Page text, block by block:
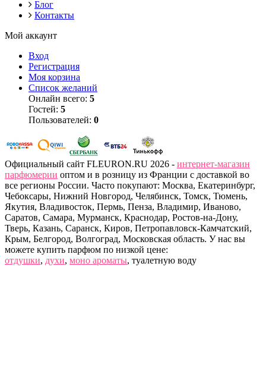
Блог
Контакты
Мой аккаунт
Вход
Регистрация
Моя корзина
Список желаний
Онлайн всего: 5
Гостей: 5
Пользователей: 0
Официальный сайт FLEURON.RU 2026 - интернет-магазин
парфюмерии оптом и в розницу из Франции с доставкой во
все регионы России. Часто покупают: Москва, Екатеринбург,
Чебоксары, Нижний Новгород, Челябинск, Томск, Тюмень,
Якутия, Владивосток, Пермь, Пенза, Владимир, Иваново,
Саратов, Самара, Мурманск, Краснодар, Ростов-на-Дону,
Тверь, Казань, Саранск, Киров, Петропавловск-Камчатский,
Крым, Белгород, Волгоград, Московская область. У нас вы
можете купить парфюм по низкой цене:
отдушки, духи, моно ароматы, туалетную воду